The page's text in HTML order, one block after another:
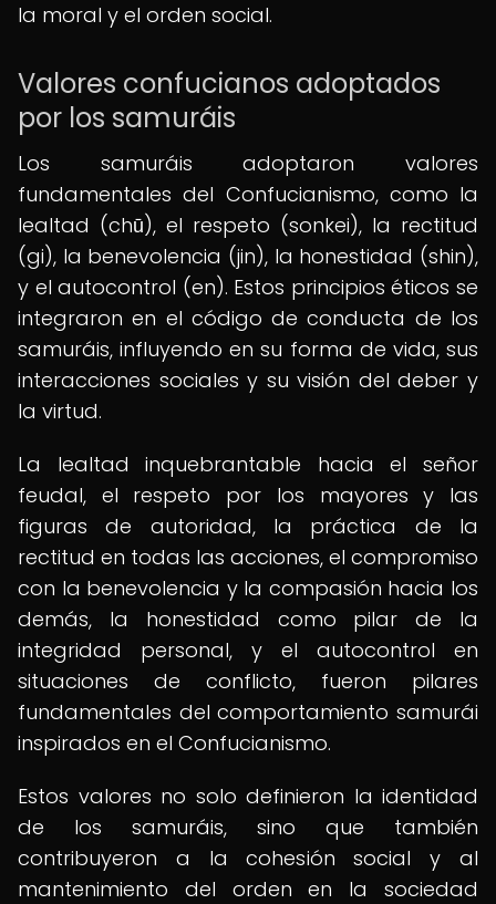
la moral y el orden social.
Valores confucianos adoptados
por los samuráis
Los samuráis adoptaron valores
fundamentales del Confucianismo, como la
lealtad (chū), el respeto (sonkei), la rectitud
(gi), la benevolencia (jin), la honestidad (shin),
y el autocontrol (en). Estos principios éticos se
integraron en el código de conducta de los
samuráis, influyendo en su forma de vida, sus
interacciones sociales y su visión del deber y
la virtud.
La lealtad inquebrantable hacia el señor
feudal, el respeto por los mayores y las
figuras de autoridad, la práctica de la
rectitud en todas las acciones, el compromiso
con la benevolencia y la compasión hacia los
demás, la honestidad como pilar de la
integridad personal, y el autocontrol en
situaciones de conflicto, fueron pilares
fundamentales del comportamiento samurái
inspirados en el Confucianismo.
Estos valores no solo definieron la identidad
de los samuráis, sino que también
contribuyeron a la cohesión social y al
mantenimiento del orden en la sociedad